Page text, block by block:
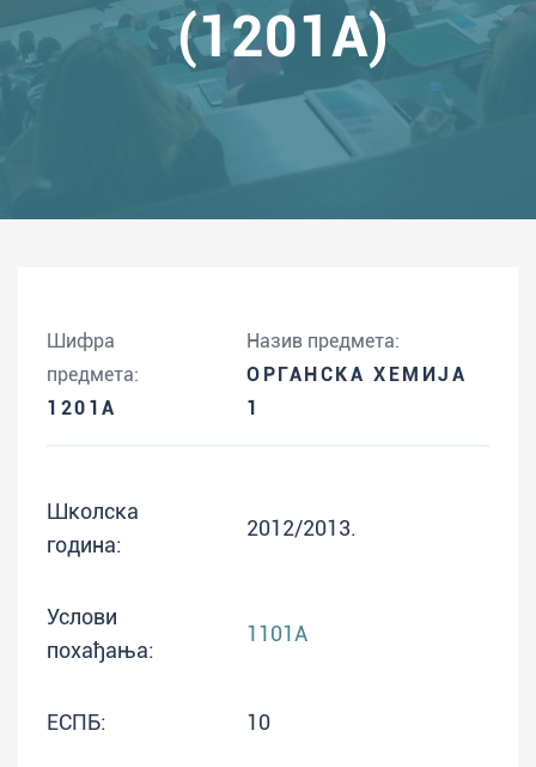
(1201A)
Шифра
предмета:
1201A
Назив предмета:
ОРГАНСКА ХЕМИЈА
1
Школска
година:
2012/2013.
Услови
похађања:
1101A
ЕСПБ: 10